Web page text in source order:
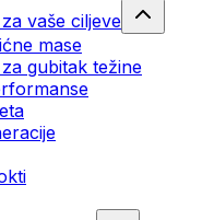
vaše ciljeve
mase
gubitak težine